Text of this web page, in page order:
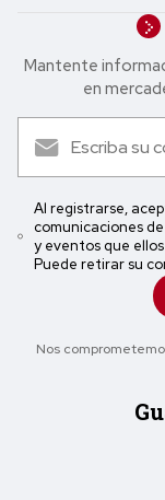
Mantente
en
Al registrarse,
comunicaciones
y eventos que
Puede retirar su
Nos